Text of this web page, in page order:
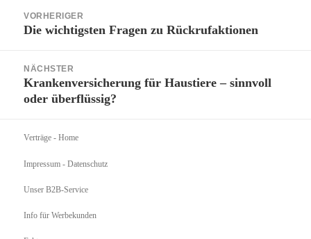
VORHERIGER
Vorheriger
Die wichtigsten Fragen zu Rückrufaktionen
NÄCHSTER
Nächster
Beitrag:
Krankenversicherung für Haustiere – sinnvoll
oder überflüssig?
Verträge - Home
Impressum - Datenschutz
Unser B2B-Service
Info für Werbekunden